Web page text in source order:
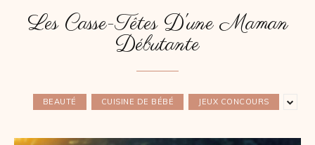
Les Casse-Têtes D'une Maman
Débutante
BEAUTÉ CUISINE DE BÉBÉ JEUX CONCOURS